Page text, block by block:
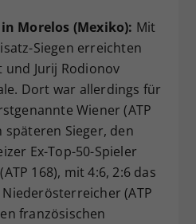
Morelos (Mexiko): Mit
Siegen erreichten
Jurij Rodionov
Dort war allerdings für
Wiener (ATP
späteren Sieger, den
Ex-Top-50-Spieler
168), mit 4:6, 2:6 das
(ATP
französischen